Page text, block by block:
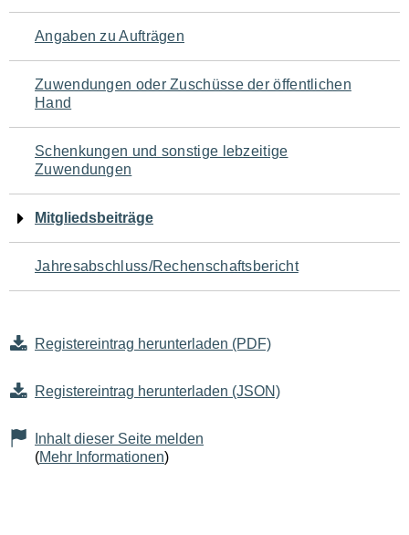
Angaben zu Aufträgen
Zuwendungen oder Zuschüsse der öffentlichen
Hand
Schenkungen und sonstige lebzeitige
Zuwendungen
Mitgliedsbeiträge
Jahresabschluss/Rechenschaftsbericht
Registereintrag herunterladen (PDF)
Registereintrag herunterladen (JSON)
Inhalt dieser Seite melden
(Mehr Informationen)